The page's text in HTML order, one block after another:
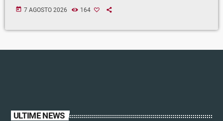
today 7 AGOSTO 2026 164
ULTIME NEWS